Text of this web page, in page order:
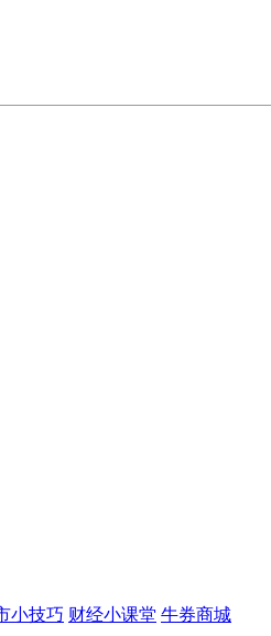
小技巧 财经小课堂 牛券商城